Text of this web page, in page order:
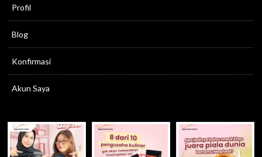
Profil
Blog
Konfirmasi
Akun Saya